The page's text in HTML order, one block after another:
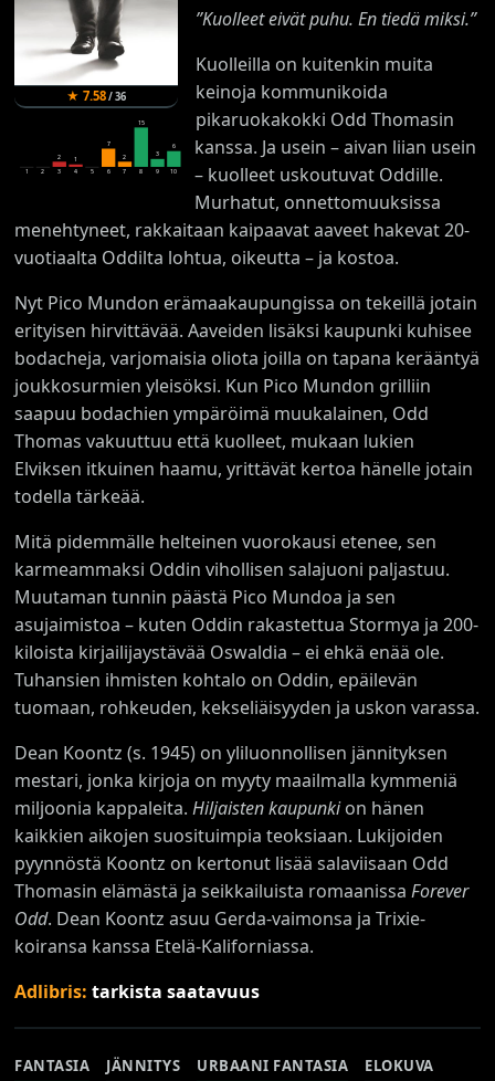
★7.58/36
1 2
2
3
1
4 5
7
6
2
7
15
8
3
9
6
10
”Kuolleet eivät puhu. En tiedä miksi.”
Kuolleilla on kuitenkin muita
keinoja kommunikoida
pikaruokakokki Odd Thomasin
kanssa. Ja usein – aivan liian usein
– kuolleet uskoutuvat Oddille.
Murhatut, onnettomuuksissa
menehtyneet, rakkaitaan kaipaavat aaveet hakevat 20-
vuotiaalta Oddilta lohtua, oikeutta – ja kostoa.
Nyt Pico Mundon erämaakaupungissa on tekeillä jotain
erityisen hirvittävää. Aaveiden lisäksi kaupunki kuhisee
bodacheja, varjomaisia oliota joilla on tapana kerääntyä
joukkosurmien yleisöksi. Kun Pico Mundon grilliin
saapuu bodachien ympäröimä muukalainen, Odd
Thomas vakuuttuu että kuolleet, mukaan lukien
Elviksen itkuinen haamu, yrittävät kertoa hänelle jotain
todella tärkeää.
Mitä pidemmälle helteinen vuorokausi etenee, sen
karmeammaksi Oddin vihollisen salajuoni paljastuu.
Muutaman tunnin päästä Pico Mundoa ja sen
asujaimistoa – kuten Oddin rakastettua Stormya ja 200-
kiloista kirjailijaystävää Oswaldia – ei ehkä enää ole.
Tuhansien ihmisten kohtalo on Oddin, epäilevän
tuomaan, rohkeuden, kekseliäisyyden ja uskon varassa.
Dean Koontz (s. 1945) on yliluonnollisen jännityksen
mestari, jonka kirjoja on myyty maailmalla kymmeniä
miljoonia kappaleita.Hiljaisten kaupunkion hänen
kaikkien aikojen suosituimpia teoksiaan. Lukijoiden
pyynnöstä Koontz on kertonut lisää salaviisaan Odd
Thomasin elämästä ja seikkailuista romaanissaForever
Odd. Dean Koontz asuu Gerda-vaimonsa ja Trixie-
koiransa kanssa Etelä-Kaliforniassa.
Adlibris:tarkista saatavuus
FANTASIA JÄNNITYS URBAANI FANTASIA ELOKUVA